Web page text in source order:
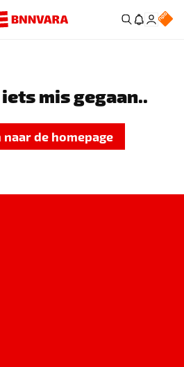
mis gegaan..
naar de homepage